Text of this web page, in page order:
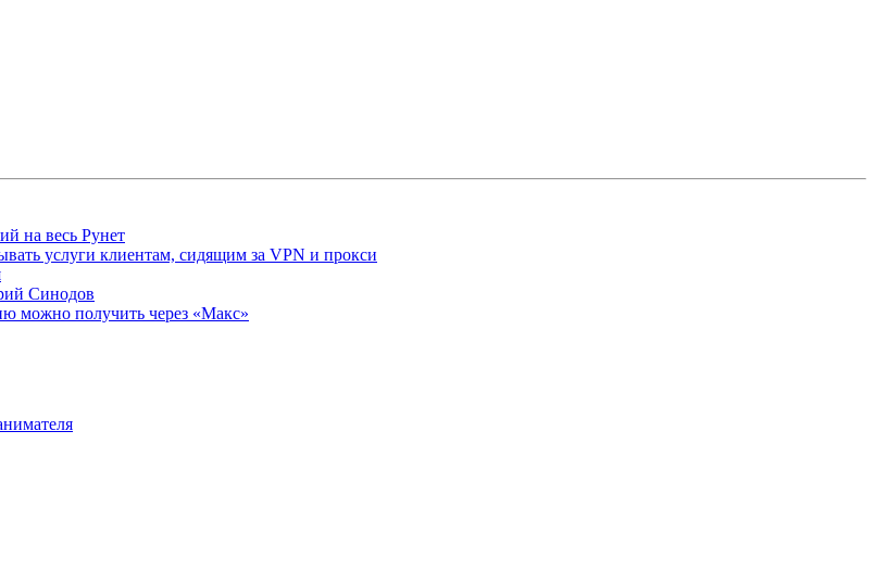
на весь Рунет
услуги клиентам, сидящим за VPN и прокси
Синодов
можно получить через «Макс»